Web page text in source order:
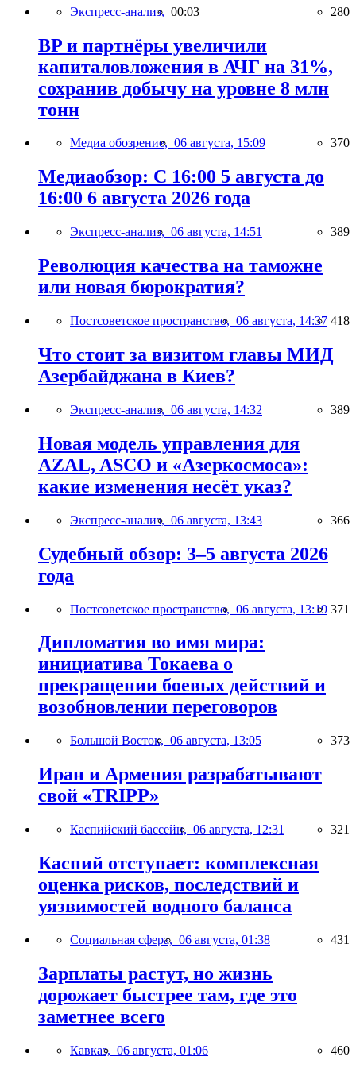
Экспресс-анализ, 00:03 280
BP и партнёры увеличили
капиталовложения в АЧГ на 31%,
сохранив добычу на уровне 8 млн
тонн
Медиа обозрение, 06 августа, 15:09 370
Медиаобзор: С 16:00 5 августа до
16:00 6 августа 2026 года
Экспресс-анализ, 06 августа, 14:51 389
Революция качества на таможне
или новая бюрократия?
Постсоветское пространство, 06 августа, 14:37 418
Что стоит за визитом главы МИД
Азербайджана в Киев?
Экспресс-анализ, 06 августа, 14:32 389
Новая модель управления для
AZAL, ASCO и «Азеркосмоса»:
какие изменения несёт указ?
Экспресс-анализ, 06 августа, 13:43 366
Судебный обзор: 3–5 августа 2026
года
Постсоветское пространство, 06 августа, 13:19 371
Дипломатия во имя мира:
инициатива Токаева о
прекращении боевых действий и
возобновлении переговоров
Большой Восток, 06 августа, 13:05 373
Иран и Армения разрабатывают
свой «TRIPP»
Каспийский бассейн, 06 августа, 12:31 321
Каспий отступает: комплексная
оценка рисков, последствий и
уязвимостей водного баланса
Социальная сфера, 06 августа, 01:38 431
Зарплаты растут, но жизнь
дорожает быстрее там, где это
заметнее всего
Кавказ, 06 августа, 01:06 460